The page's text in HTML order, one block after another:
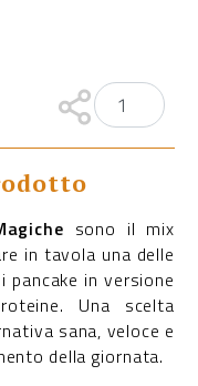
sono il mix
in tavola una delle
in versione
Una scelta
sana, veloce e
della giornata.